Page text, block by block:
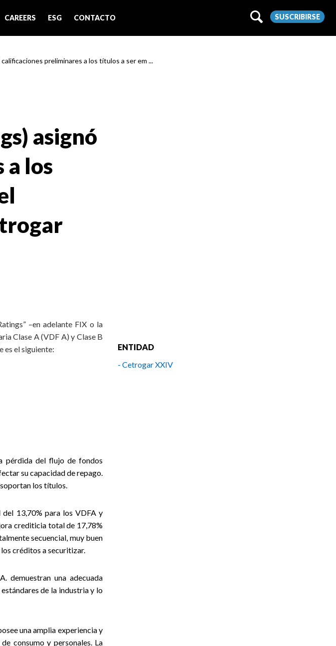
CAREERS ESG CONTACTO SUSCRIBIRSE
preliminares a los títulos a ser em ...
asignó
los
–en adelante FIX o la
Clase A (VDF A) y Clase B
es el siguiente:
pérdida del flujo de fondos
su capacidad de repago.
los títulos.
13,70% para los VDFA y
crediticia total de 17,78%
secuencial, muy buen
créditos a securitizar.
demuestran una adecuada
de la industria y lo
una amplia experiencia y
consumo y personales. La
ENTIDAD
- Cetrogar XXIV